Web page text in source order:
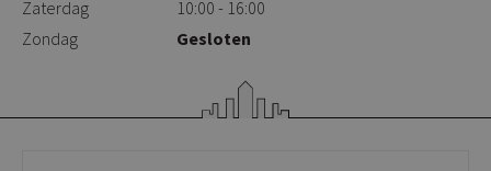
Zaterdag
10:00 - 16:00
Zondag
Gesloten